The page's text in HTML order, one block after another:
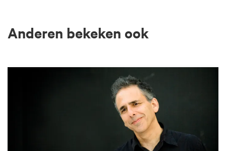
Anderen bekeken ook